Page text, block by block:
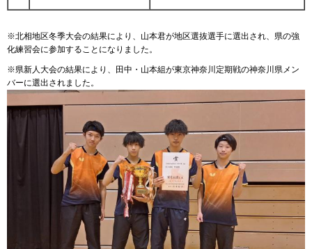
※北相地区冬季大会の結果により、山本君が地区選抜選手に選出され、県の強
化練習会に参加することになりました。
※県新人大会の結果により、田中・山本組が東京神奈川定期戦の神奈川県メン
バーに選出されました。